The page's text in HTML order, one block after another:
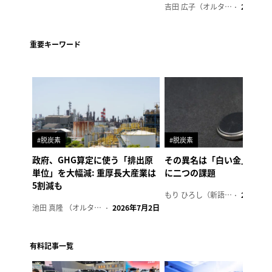
吉田 広子（オルタナ輪番編集長） 2026年6
重要キーワード
#脱炭素
政府、GHG算定に使う「排出原
単位」を大幅減: 重厚長大産業は
5割減も
池田 真隆 （オルタナ輪番編集長） 2026年7月2日
#脱炭素
その異名は「白い金」、リ
に二つの課題
もり ひろし（新語ウォッチャー） 2023年7
有料記事一覧